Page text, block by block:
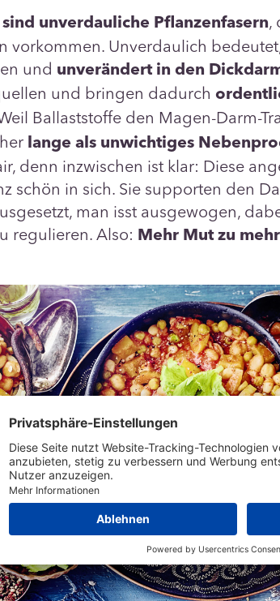
sind unverdauliche Pflanzenfasern,
vorkommen. Unverdaulich
und unverändert in den
und bringen dadurch
Ballaststoffe den Magen-Darm-
lange als unwichtiges
denn inzwischen ist klar: Diese
schön in sich. Sie supporten den
man isst ausgewogen,
regulieren. Also: Mehr Mut zu